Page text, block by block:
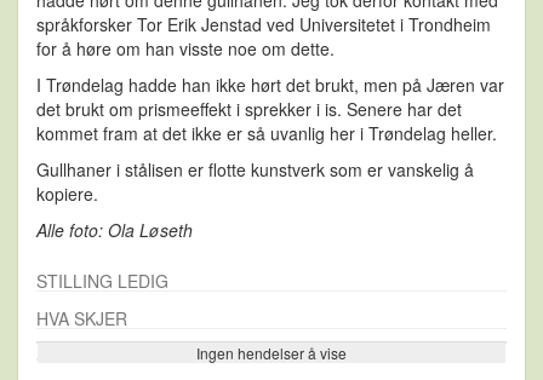
språkforsker Tor Erik Jenstad ved Universitetet i Trondheim
for å høre om han visste noe om dette.
I Trøndelag hadde han ikke hørt det brukt, men på Jæren var
det brukt om prismeeffekt i sprekker i is. Senere har det
kommet fram at det ikke er så uvanlig her i Trøndelag heller.
Gullhaner i stålisen er flotte kunstverk som er vanskelig å
kopiere.
Alle foto: Ola Løseth
STILLING LEDIG
HVA SKJER
Ingen hendelser å vise
Se flere…